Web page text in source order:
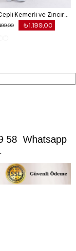
Bol Paça Cepli Kemerli ve Zincir Detaylı Atlas Kumaş Pantolon
₺1.199,00
58 Whatsapp